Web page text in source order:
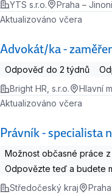
YTS s.r.o. Praha –
Advokát/ka -
Aktualizováno včera
Odpověď do 2 týdnů
Bright HR, s.r.o.
Hlavní
Právník - specialista
Aktualizováno včera
Možnost občasné práce
Odpovězte teď a budete
Středočeský kraj